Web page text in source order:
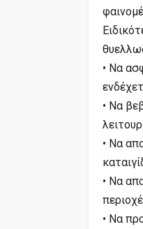
• Να
• Να
• Να
• Να
• Να